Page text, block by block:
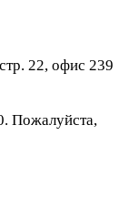
22, офис 239
Пожалуйста,